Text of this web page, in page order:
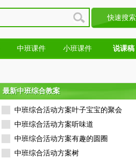
中班课件 小班课件 说课稿
最新中班综合教案
最新中班综合教案
中班综合活动方案叶子宝宝的聚会
中班综合活动方案听味道
中班综合活动方案有趣的圆圈
中班综合活动方案树